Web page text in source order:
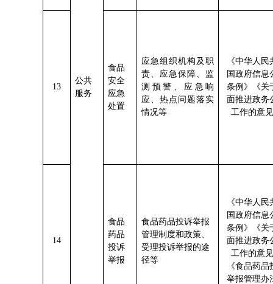
公共
服务
13
食品
安全
应急
处置
应急组织机构及职
责、应急保障、监
测预警、应急响
应、热点问题落实
情况等
《中华人民
国政府信息
条例》《关
面推进政务
工作的意
14
食品
药品
投诉
举报
食品药品投诉举报
管理制度和政策、
受理投诉举报的途
径等
《中华人民
国政府信息
条例》《关
面推进政务
工作的意
《食品药品
举报管理办